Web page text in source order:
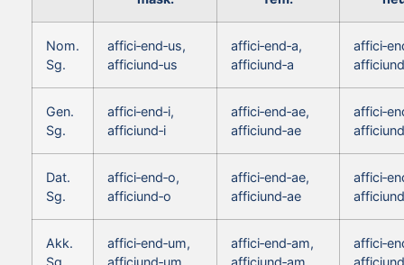
Nom.
Sg.
affici‑end‑us,
afficiund‑us
affici‑end‑a,
afficiund‑a
Gen.
Sg.
affici‑end‑i,
afficiund‑i
affici‑end‑ae,
afficiund‑ae
Dat.
Sg.
affici‑end‑o,
afficiund‑o
affici‑end‑ae,
afficiund‑ae
Akk.
Sg.
affici‑end‑um,
afficiund‑um
affici‑end‑am,
afficiund‑am